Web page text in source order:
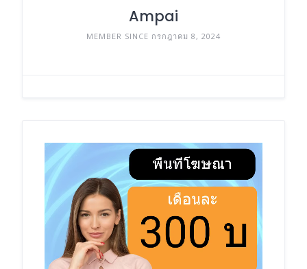
Ampai
MEMBER SINCE กรกฎาคม 8, 2024